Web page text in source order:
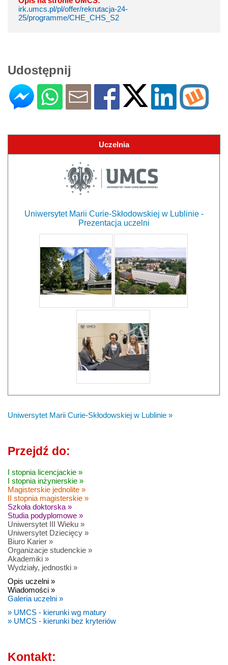
irk.umcs.pl/pl/offer/rekrutacja-24-
25/programme/CHE_CHS_S2
Udostępnij
Uczelnia
Uniwersytet Marii Curie-Skłodowskiej w Lublinie -
Prezentacja uczelni
Uniwersytet Marii Curie-Skłodowskiej w Lublinie »
Przejdź do:
I stopnia licencjackie »
I stopnia inżynierskie »
Magisterskie jednolite »
II stopnia magisterskie »
Szkoła doktorska »
Studia podyplomowe »
Uniwersytet III Wieku »
Uniwersytet Dziecięcy »
Biuro Karier »
Organizacje studenckie »
Akademiki »
Wydziały, jednostki »
Opis uczelni »
Wiadomości »
Galeria uczelni »
» UMCS - kierunki wg matury
» UMCS - kierunki bez kryteriów
Kontakt: